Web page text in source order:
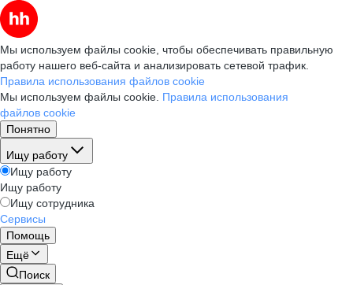
Мы используем файлы cookie, чтобы обеспечивать правильную
работу нашего веб-сайта и анализировать сетевой трафик.
Правила использования файлов cookie
Мы используем файлы cookie. Правила использования
файлов cookie
Понятно
Ищу работу
Ищу работу
Ищу работу
Ищу сотрудника
Сервисы
Помощь
Ещё
Поиск